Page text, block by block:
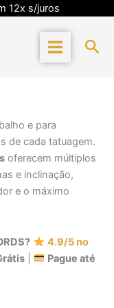
12x s/juros
e para
de cada tatuagem.
oferecem múltiplos
e inclinação,
e o máximo
4.9/5 no
|
Pague até